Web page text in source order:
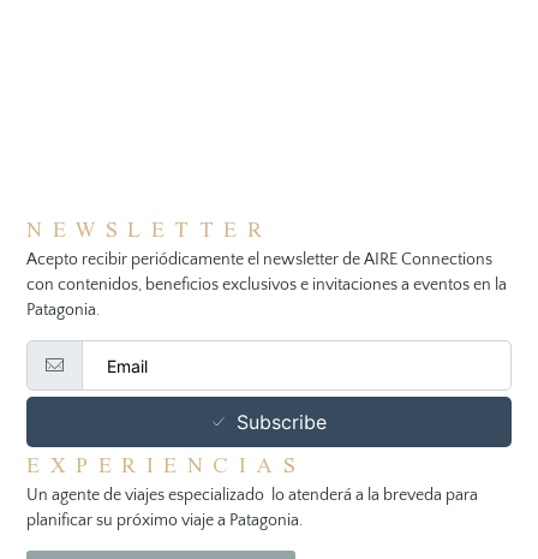
NEWSLETTER
Acepto recibir periódicamente el newsletter de AIRE Connections
con contenidos, beneficios exclusivos e invitaciones a eventos en la
Patagonia.
Subscribe
EXPERIENCIAS
Un agente de viajes especializado lo atenderá a la breveda para
planificar su próximo viaje a Patagonia.